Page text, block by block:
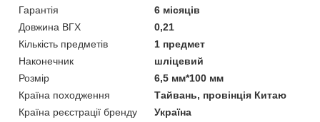
Гарантія
6 місяців
Довжина ВГХ
0,21
Кількість предметів
1 предмет
Наконечник
шліцевий
Розмір
6,5 мм*100 мм
Країна походження
Тайвань, провінція Китаю
Країна реєстрації бренду
Україна